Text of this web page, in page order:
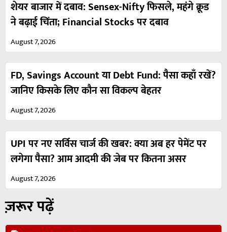
शेयर बाजार में दबाव: Sensex-Nifty फिसले, महंगे क्रूड
ने बढ़ाई चिंता; Financial Stocks पर दबाव
August 7, 2026
FD, Savings Account या Debt Fund: पैसा कहाँ रखें?
जानिए किसके लिए कौन सा विकल्प बेहतर
August 7, 2026
UPI पर नए सर्विस चार्ज की खबर: क्या अब हर पेमेंट पर
लगेगा पैसा? आम आदमी की जेब पर कितना असर
August 7, 2026
ज़रूर पढ़ें